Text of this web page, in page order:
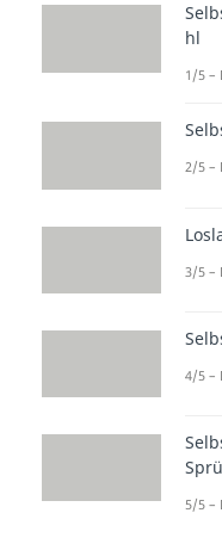
Dauer:
hl
1/5 –
2/5 –
3/5 –
4/5 –
5/5 –